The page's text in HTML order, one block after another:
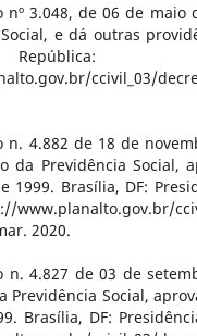
nº 3.048, de 06 de
e dá outras
ccivil_03/
n. 4.882 de 18 de
da Previdência Social,
1999. Brasília, DF:
2020.
n. 4.827 de 03 de
Previdência Social,
Brasília, DF: